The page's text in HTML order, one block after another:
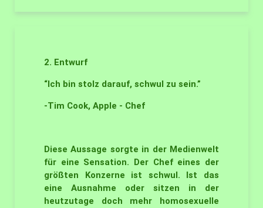
2. Entwurf
“Ich bin stolz darauf, schwul zu sein.”
-Tim Cook, Apple - Chef
Diese Aussage sorgte in der Medienwelt
für eine Sensation. Der Chef eines der
größten Konzerne ist schwul. Ist das
eine Ausnahme oder sitzen in der
heutzutage doch mehr homosexuelle